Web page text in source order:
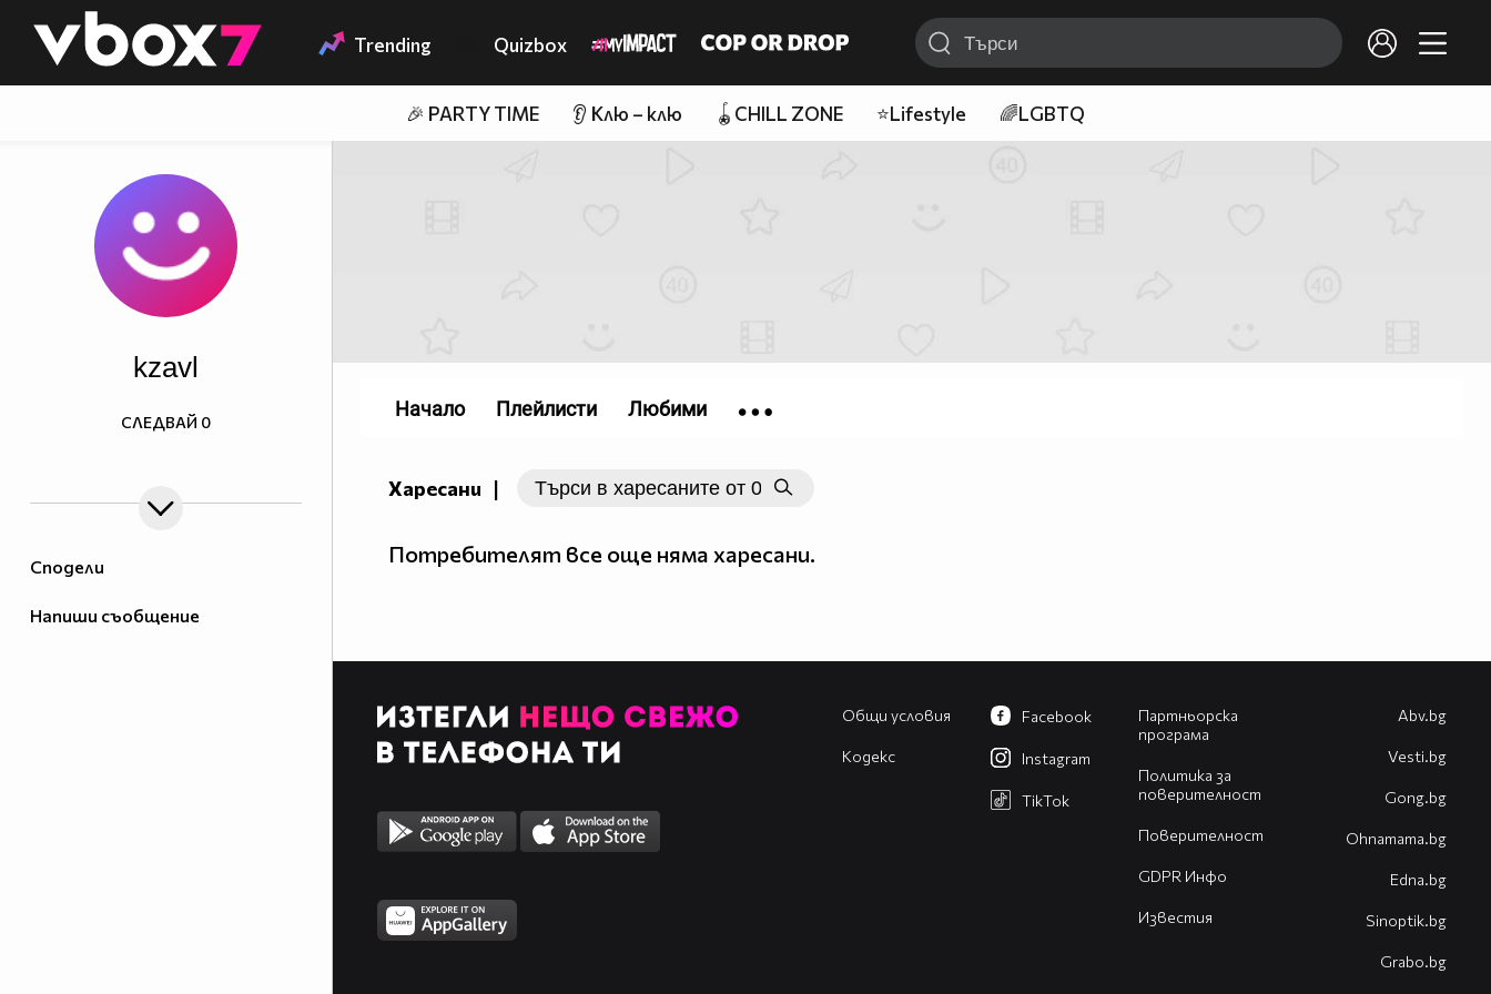
👾 Trending Quizbox
🎉 PARTY TIME 👂 Клю – клю 🪀CHILL ZONE ⭐Lifestyle 🌈LGBTQ
Сподели
Напиши съобщение
kzavl
СЛЕДВАЙ 0
Харесани |
Потребителят все още няма харесани.
Начало Плейлисти Любими
Общи условия
Кодекс
Партньорска
програма
Политика за
поверителност
Поверителност
GDPR Инфо
Известия
Facebook
Instagram
TikTok
Abv.bg
Vesti.bg
Gong.bg
Оhnamama.bg
Edna.bg
Sinoptik.bg
Grabo.bg